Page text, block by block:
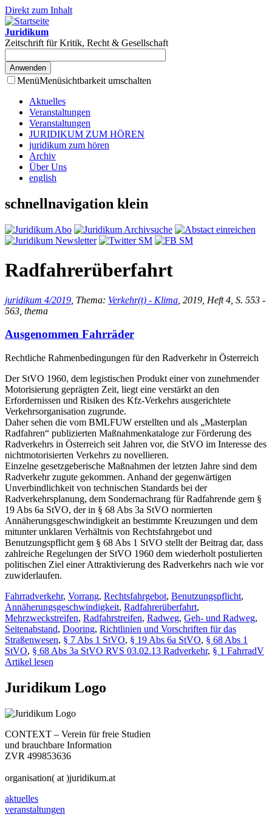
Direkt zum Inhalt
Juridikum
Zeitschrift für Kritik, Recht & Gesellschaft
MenüMenüsichtbarkeit umschalten
Aktuelles
Veranstaltungen
Veranstaltungen
JURIDIKUM ZUM HÖREN
juridikum zum hören
Archiv
Über Uns
english
schnellnavigation klein
Radfahrerüberfahrt
juridikum 4/2019 , Thema: Verkehr(t) - Klima , 2019, Heft 4, S. 553 -
563, thema
Ausgenommen Fahrräder
Rechtliche Rahmenbedingungen für den Radverkehr in Österreich
Der StVO 1960, dem legistischen Produkt einer von zunehmender
Motorisierung geprägten Zeit, liegt eine verstärkt an den
Erfordernissen und Risiken des Kfz-Verkehrs ausgerichtete
Verkehrsorganisation zugrunde.
Daher sehen die vom BMLFUW erstellten und als „Masterplan
Radfahren“ publizierten Maßnahmenkataloge zur Förderung des
Radverkehrs in Österreich seit Jahren vor, die StVO im Interesse des
nichtmotorisierten Verkehrs zu novellieren.
Einzelne gesetzgeberische Maßnahmen der letzten Jahre sind dem
Radverkehr zugute gekommen. Anhand der gegenwärtigen
Unverbindlichkeit von technischen Standards bei der
Radverkehrsplanung, dem Sondernachrang für Radfahrende gem §
19 Abs 6a StVO, der in § 68 Abs 3a StVO normierten
Annäherungsgeschwindigkeit an bestimmte Kreuzungen und dem
mitunter unklaren Verhältnis von Rechtsfahrgebot und
Benutzungspflicht gem § 68 Abs 1 StVO stellt der Beitrag dar, dass
zahlreiche Regelungen der StVO 1960 dem wiederholt postulierten
politischen Ziel einer Attraktivierung des Radverkehrs nach wie vor
zuwiderlaufen.
Fahrradverkehr, Vorrang, Rechtsfahrgebot, Benutzungspflicht,
Annäherungsgeschwindigkeit, Radfahrerüberfahrt,
Mehrzweckstreifen, Radfahrstreifen, Radweg, Geh- und Radweg,
Seitenabstand, Dooring, Richtlinien und Vorschriften für das
Straßenwesen, § 7 Abs 1 StVO, § 19 Abs 6a StVO, § 68 Abs 1
StVO, § 68 Abs 3a StVO RVS 03.02.13 Radverkehr, § 1 FahrradV
Artikel lesen
Juridikum Logo
CONTEXT – Verein für freie Studien
und brauchbare Information
ZVR 499853636
organisation( at )juridikum.at
aktuelles
veranstaltungen